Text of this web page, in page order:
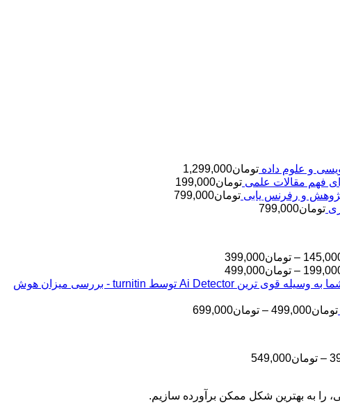
تومان1,299,000
تومان199,000
تومان799,000
تومان799,000
– تومان399,000محدوده
قیمت:
تومان145,000
تومان399,000
– تومان499,000محدوده
قیمت:
تا
بررسی مقالات شما به وسیله قوی ترین Ai Detector توسط turnitin - بررسی میزان هوش
تومان499,000
– تومان699,000محدوده
– تومان549,000
تا
را به بهترین شکل ممکن برآورده سازیم.